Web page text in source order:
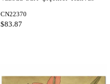
CN22370
$83.87